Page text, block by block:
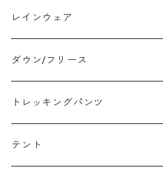
レインウェア
メンズレインウェア
レディースレインウェア
キッズレインウェア
ダウン/フリース
メンズ ダウン/フリース
レディース ダウン/フリース
トレッキングパンツ
メンズトレッキングパンツ
テント